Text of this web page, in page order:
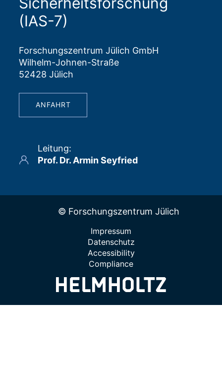
(IAS-7)
Forschungszentrum Jülich GmbH
Wilhelm-Johnen-Straße
52428 Jülich
ANFAHRT
Leitung:
Prof. Dr. Armin Seyfried
© Forschungszentrum Jülich
Impressum
Datenschutz
Accessibility
Compliance